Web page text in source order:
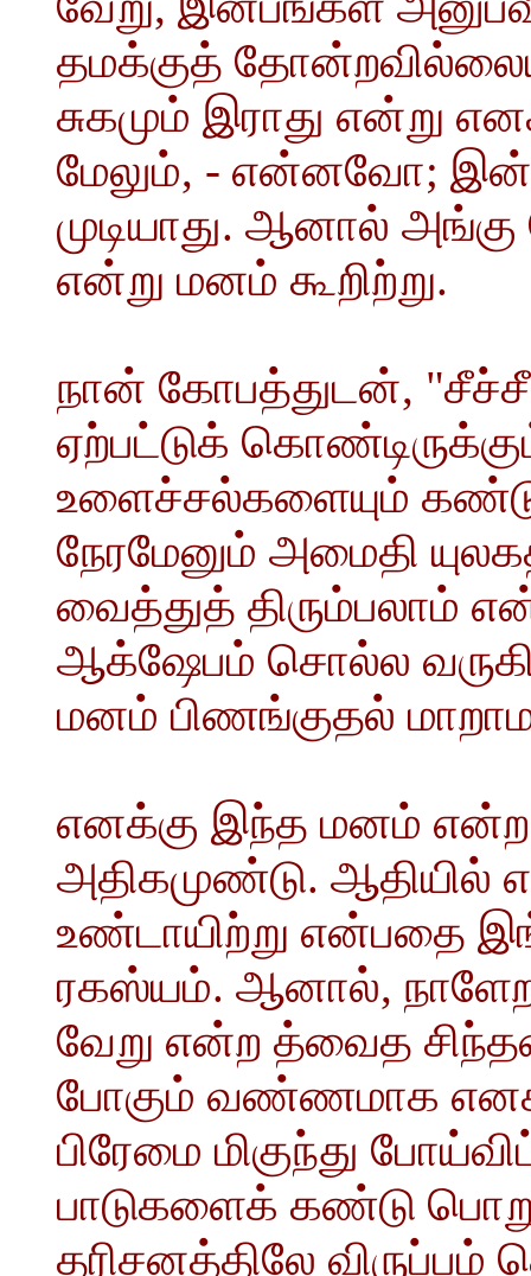
தமக்குத்
சுகமும் இராது என்று
மேலும், - என்னவோ;
முடியாது. ஆனால்
என்று மனம் கூறிற்று.
நான் கோபத்துடன்,
ஏற்பட்டுக்
உளைச்சல்களையும்
நேரமேனும் அமைதி
வைத்துத் திரும்பலாம்
ஆக்ஷேபம் சொல்ல
மனம் பிணங்குதல் மாறாமல்
எனக்கு இந்த மனம் என்ற
அதிகமுண்டு. ஆதியில்
உண்டாயிற்று என்பதை
ரகஸ்யம். ஆனால்,
வேறு என்ற த்வைத
போகும் வண்ணமாக
பிரேமை மிகுந்து
பாடுகளைக் கண்டு
தரிசனத்திலே